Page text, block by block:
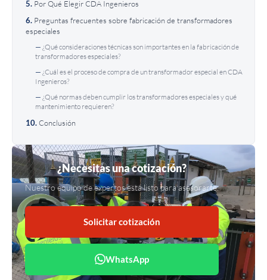
Por Qué Elegir CDA Ingenieros
Preguntas frecuentes sobre fabricación de transformadores
especiales
¿Qué consideraciones técnicas son importantes en la fabricación de
transformadores especiales?
¿Cuál es el proceso de compra de un transformador especial en CDA
Ingenieros?
¿Qué normas deben cumplir los transformadores especiales y qué
mantenimiento requieren?
Conclusión
¿Necesitas una cotización?
Nuestro equipo de expertos está listo para asesorarte.
Solicitar cotización
WhatsApp